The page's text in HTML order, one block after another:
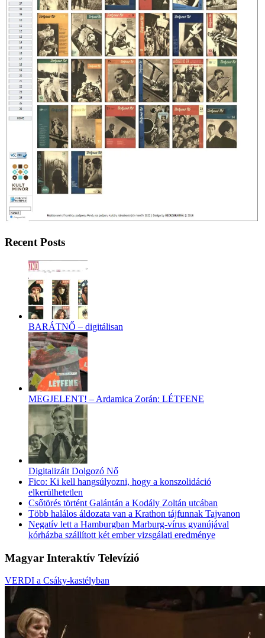
Notify me of follow-up comments by email.
Notify me of new posts by email.
Digitalizálják a Dolgozó Nő egyes évfolyamait
Recent Posts
BARÁTNŐ – digitálisan
MEGJELENT! – Ardamica Zorán: LÉTFENE